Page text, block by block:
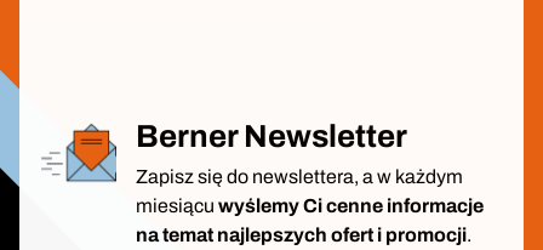
Berner Newsletter
Zapisz się do newslettera, a w każdym
miesiącu wyślemy Ci cenne informacje
na temat najlepszych ofert i promocji.